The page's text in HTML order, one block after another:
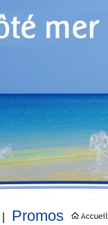
Promos